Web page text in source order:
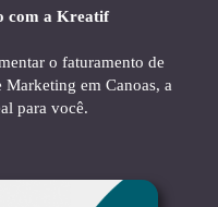
com a Kreatif
o faturamento de
Marketing em Canoas, a
para você.